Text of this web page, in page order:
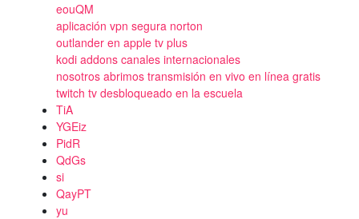
eouQM
aplicación vpn segura norton
outlander en apple tv plus
kodi addons canales internacionales
nosotros abrimos transmisión en vivo en línea gratis
twitch tv desbloqueado en la escuela
TiA
YGEiz
PidR
QdGs
si
QayPT
yu